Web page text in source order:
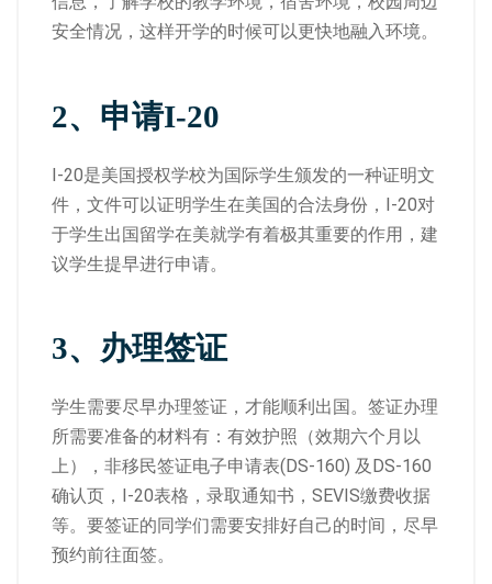
安全情况，这样开学的时候可以更快地融入环境。
2、 申请I-20
I-20是美国授权学校为国际学生颁发的一种证明文
件，文件可以证明学生在美国的合法身份，I-20对
于学生出国留学在美就学有着极其重要的作用，建
议学生提早进行申请。
3、 办理签证
学生需要尽早办理签证，才能顺利出国。签证办理
所需要准备的材料有：有效护照（效期六个月以
上），非移民签证电子申请表(DS-160) 及DS-160
确认页，I-20表格，录取通知书，SEVIS缴费收据
等。要签证的同学们需要安排好自己的时间，尽早
预约前往面签。